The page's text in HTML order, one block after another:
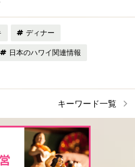
ディナー
日本のハワイ関連情報
キーワード一覧